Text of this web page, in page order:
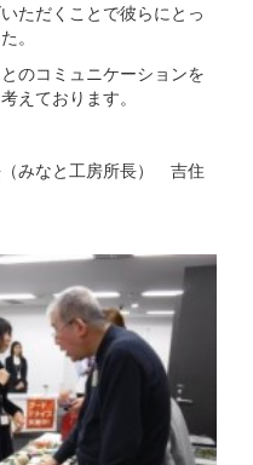
ただくことで彼らにとっ
。
のコミュニケーションを
えております。
みなと工房所長） 吉住